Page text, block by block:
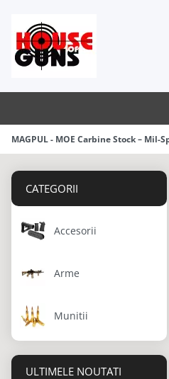
MAGPUL - MOE Carbine Stock – Mil-
CATEGORII
Accesorii
Arme
Munitii
ULTIMELE NOUTATI